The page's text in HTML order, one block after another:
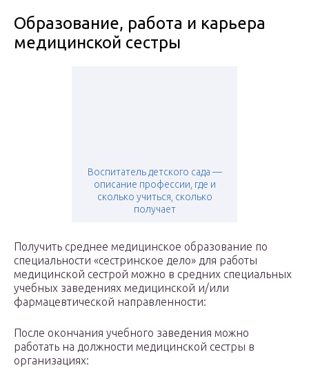
Образование, работа и карьера
медицинской сестры
Воспитатель детского сада —
описание профессии, где и
сколько учиться, сколько
получает
Получить среднее медицинское образование по
специальности «сестринское дело» для работы
медицинской сестрой можно в средних специальных
учебных заведениях медицинской и/или
фармацевтической направленности:
После окончания учебного заведения можно
работать на должности медицинской сестры в
организациях: